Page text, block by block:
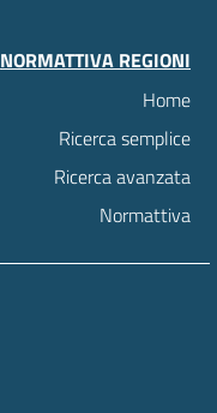
NORMATTIVA REGIONI
Home
Ricerca semplice
Ricerca avanzata
Normattiva